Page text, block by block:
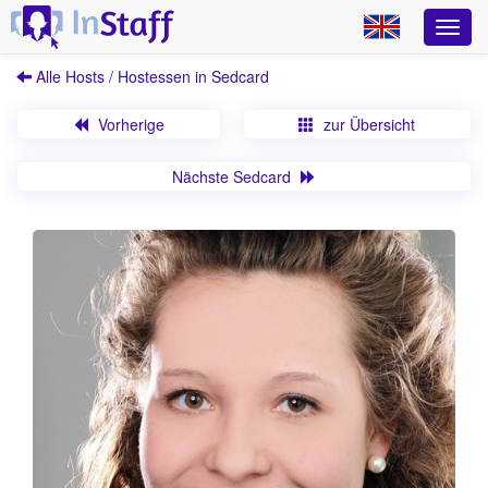
Alle Hosts / Hostessen in Sedcard
Vorherige zur Übersicht
Nächste Sedcard